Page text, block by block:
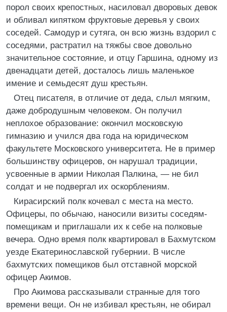
порол своих крепостных, насиловал дворовых девок
и обливал кипятком фруктовые деревья у своих
соседей. Самодур и сутяга, он всю жизнь вздорил с
соседями, растратил на тяжбы свое довольно
значительное состояние, и отцу Гаршина, одному из
двенадцати детей, досталось лишь маленькое
имение и семьдесят душ крестьян.
Отец писателя, в отличие от деда, слыл мягким,
даже добродушным человеком. Он получил
неплохое образование: окончил московскую
гимназию и учился два года на юридическом
факультете Московского университета. Не в пример
большинству офицеров, он нарушал традиции,
усвоенные в армии Николая Палкина, — не бил
солдат и не подвергал их оскорблениям.
Кирасирский полк кочевал с места на место.
Офицеры, по обычаю, наносили визиты соседям-
помещикам и приглашали их к себе на полковые
вечера. Одно время полк квартировал в Бахмутском
уезде Екатеринославской губернии. В числе
бахмутских помещиков был отставной морской
офицер Акимов.
Про Акимова рассказывали странные для того
времени вещи. Он не избивал крестьян, не обирал